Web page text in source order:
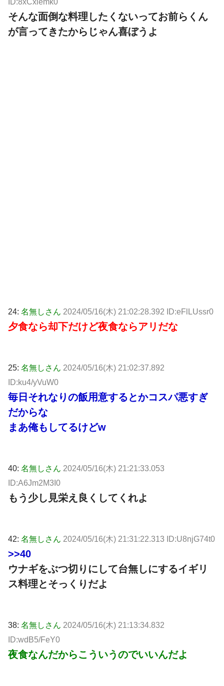
そんな面倒な料理したくないってお前らくん
が言ってきたからじゃん喜ぼうよ
24: 名無しさん 2024/05/16(木) 21:02:28.392 ID:eFlLUssr0
夕食なら却下だけど夜食ならアリだな
25: 名無しさん 2024/05/16(木) 21:02:37.892
ID:ku4/yVuW0
毎日それなりの飯用意するとかコスパ悪すぎ
だからな
まあ俺もしてるけどw
40: 名無しさん 2024/05/16(木) 21:21:33.053
ID:A6Jm2M3I0
もう少し見栄え良くしてくれよ
42: 名無しさん 2024/05/16(木) 21:31:22.313 ID:U8njG74t0
>>40
ウナギをぶつ切りにして台無しにするイギリ
ス料理とそっくりだよ
38: 名無しさん 2024/05/16(木) 21:13:34.832
ID:wdB5/FeY0
夜食なんだからこういうのでいいんだよ